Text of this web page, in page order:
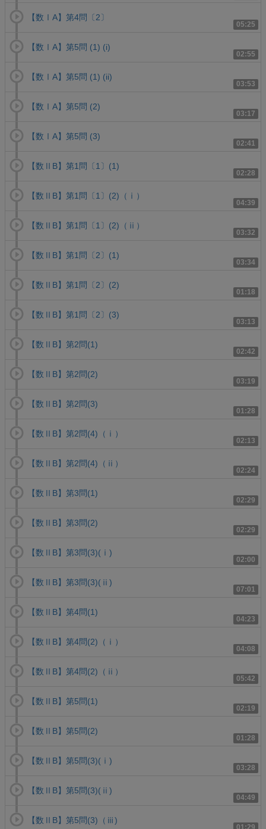
05:25
【数ⅠA】第4問〔2〕
02:55
【数ⅠA】第5問 (1) (i)
03:53
【数ⅠA】第5問 (1) (ii)
03:17
【数ⅠA】第5問 (2)
02:41
【数ⅠA】第5問 (3)
02:28
【数ⅡB】第1問〔1〕(1)
04:39
【数ⅡB】第1問〔1〕(2)（ⅰ）
03:32
【数ⅡB】第1問〔1〕(2)（ⅱ）
03:34
【数ⅡB】第1問〔2〕(1)
01:18
【数ⅡB】第1問〔2〕(2)
03:13
【数ⅡB】第1問〔2〕(3)
02:42
【数ⅡB】第2問(1)
03:19
【数ⅡB】第2問(2)
01:28
【数ⅡB】第2問(3)
02:13
【数ⅡB】第2問(4)（ⅰ）
02:24
【数ⅡB】第2問(4)（ⅱ）
02:29
【数ⅡB】第3問(1)
02:29
【数ⅡB】第3問(2)
02:00
【数ⅡB】第3問(3)(ⅰ)
07:01
【数ⅡB】第3問(3)(ⅱ)
04:23
【数ⅡB】第4問(1)
04:08
【数ⅡB】第4問(2)（ⅰ）
05:42
【数ⅡB】第4問(2)（ⅱ）
02:19
【数ⅡB】第5問(1)
01:28
【数ⅡB】第5問(2)
03:28
【数ⅡB】第5問(3)(ⅰ)
04:49
【数ⅡB】第5問(3)(ⅱ)
01:29
【数ⅡB】第5問(3)（ⅲ)